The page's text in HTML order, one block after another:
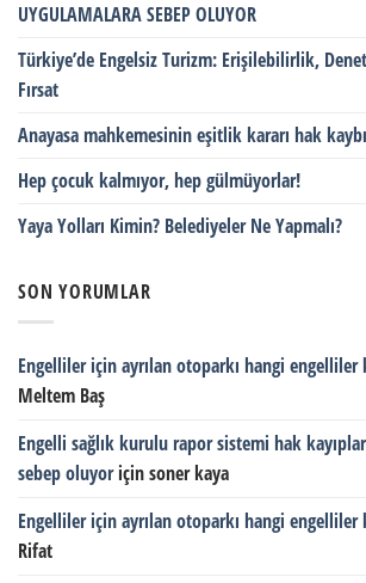
UYGULAMALARA SEBEP OLUYOR
Türkiye’de Engelsiz Turizm: Erişilebilirlik,
Fırsat
Anayasa mahkemesinin eşitlik kararı hak
Hep çocuk kalmıyor, hep gülmüyorlar!
Yaya Yolları Kimin? Belediyeler Ne Yapmalı?
SON YORUMLAR
Engelliler için ayrılan otoparkı hangi engelliler
Meltem Baş
Engelli sağlık kurulu rapor sistemi hak
sebep oluyoriçinsoner kaya
Engelliler için ayrılan otoparkı hangi engelliler
Rifat